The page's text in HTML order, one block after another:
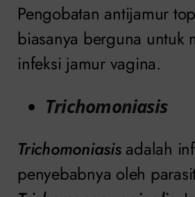
Pengobatan antijamur
biasanya berguna untuk
infeksi jamur vagina.
Trichomoniasis
Trichomoniasisadalah
penyebabnya oleh